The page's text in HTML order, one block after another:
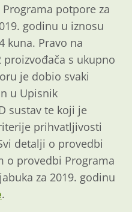
potpore za
godinu u iznosu
kuna. Pravo na
s ukupno
je dobio svaki
u Upisnik
sustav te koji je
prihvatljivosti
detalji o provedbi
o provedbi Programa
za 2019. godinu
.